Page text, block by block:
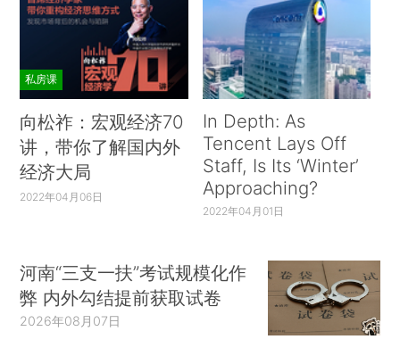
私房课
向松祚：宏观经济70
讲，带你了解国内外
经济大局
2022年04月06日
In Depth: As
Tencent Lays Off
Staff, Is Its ‘Winter’
Approaching?
2022年04月01日
河南“三支一扶”考试规模化作
弊 内外勾结提前获取试卷
2026年08月07日